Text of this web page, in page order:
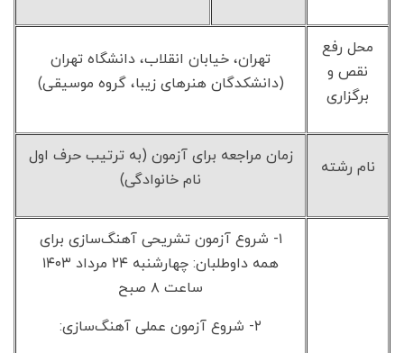
محل رفع
نقص و
برگزاری
تهران، خیابان انقلاب، دانشگاه تهران
(دانشکدگان هنرهای زیبا، گروه موسیقی)
نام رشته
زمان مراجعه برای آزمون (به ترتیب حرف اول
نام خانوادگی)
۱- شروع آزمون تشریحی آهنگ‌سازی برای
همه داوطلبان: چهارشنبه ۲۴ مرداد ۱۴۰۳
ساعت ۸ صبح
۲- شروع آزمون عملی آهنگ‌سازی: